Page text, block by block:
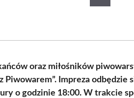
oraz miłośników
Piwowarem”. Impreza odbędzie
o godzinie 18:00. W trakcie